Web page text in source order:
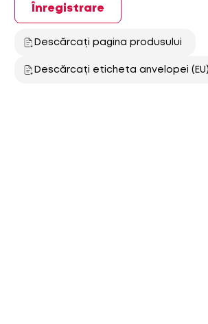
Înregistrare
Descărcați pagina produsului
Descărcați eticheta anvelopei (EU)